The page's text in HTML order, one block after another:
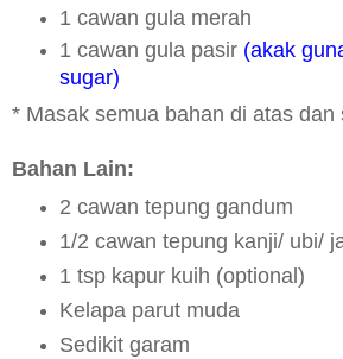
1 cawan gula merah
1 cawan gula pasir (akak
sugar)
* Masak semua bahan di atas dan
Bahan Lain:
2 cawan tepung gandum
1/2 cawan tepung kanji/ ubi/
1 tsp kapur kuih (optional)
Kelapa parut muda
Sedikit garam